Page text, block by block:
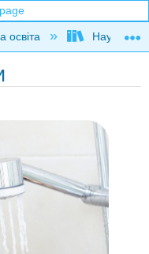
hierarchy
освіта Наука і